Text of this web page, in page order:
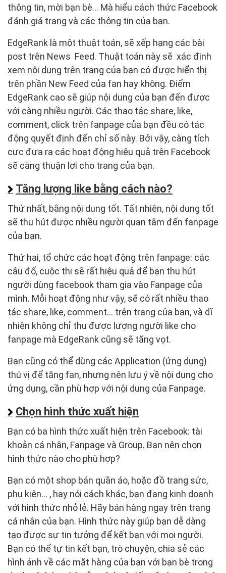
thông tin, mời bạn bè… Mà hiểu cách thức Facebook
đánh giá trang và các thông tin của bạn.
EdgeRank là một thuật toán, sẽ xếp hạng các bài
post trên News Feed. Thuật toán này sẽ xác định
xem nội dung trên trang của bạn có được hiển thị
trên phần New Feed của fan hay không. Điểm
EdgeRank cao sẽ giúp nội dung của bạn đến được
với càng nhiều người. Các thao tác share, like,
comment, click trên fanpage của bạn đều có tác
động quyết định đến chỉ số này. Bởi vậy, càng tích
cực đưa ra các hoạt động hiệu quả trên Facebook
sẽ càng thuận lợi cho trang của bạn.
Tăng lượng like bằng cách nào?
Thứ nhất, bằng nội dung tốt. Tất nhiên, nội dung tốt
sẽ thu hút được nhiều người quan tâm đến fanpage
của bạn.
Thứ hai, tổ chức các hoạt động trên fanpage: các
câu đố, cuộc thi sẽ rất hiệu quả để bạn thu hút
người dùng facebook tham gia vào Fanpage của
mình. Mỗi hoạt động như vậy, sẽ có rất nhiều thao
tác share, like, comment… trên trang của bạn, và dĩ
nhiên không chỉ thu được lượng người like cho
fanpage mà EdgeRank cũng sẽ tăng vọt.
Bạn cũng có thể dùng các Application (ứng dụng)
thú vị để tăng fan, nhưng nên lưu ý về nội dung cho
ứng dụng, cần phù hợp với nội dung của Fanpage.
Chọn hình thức xuất hiện
Bạn có ba hình thức xuất hiện trên Facebook: tài
khoản cá nhân, Fanpage và Group. Bạn nên chọn
hình thức nào cho phù hợp?
Bạn có một shop bán quần áo, hoặc đồ trang sức,
phụ kiện… , hay nói cách khác, bạn đang kinh doanh
với hình thức nhỏ lẻ. Hãy bán hàng ngay trên trang
cá nhân của bạn. Hình thức này giúp bạn dễ dàng
tạo được sự tin tưởng để kết bạn với mọi người.
Bạn có thể tự tin kết bạn, trò chuyện, chia sẻ các
hình ảnh về các mặt hàng của bạn với bạn bè trong